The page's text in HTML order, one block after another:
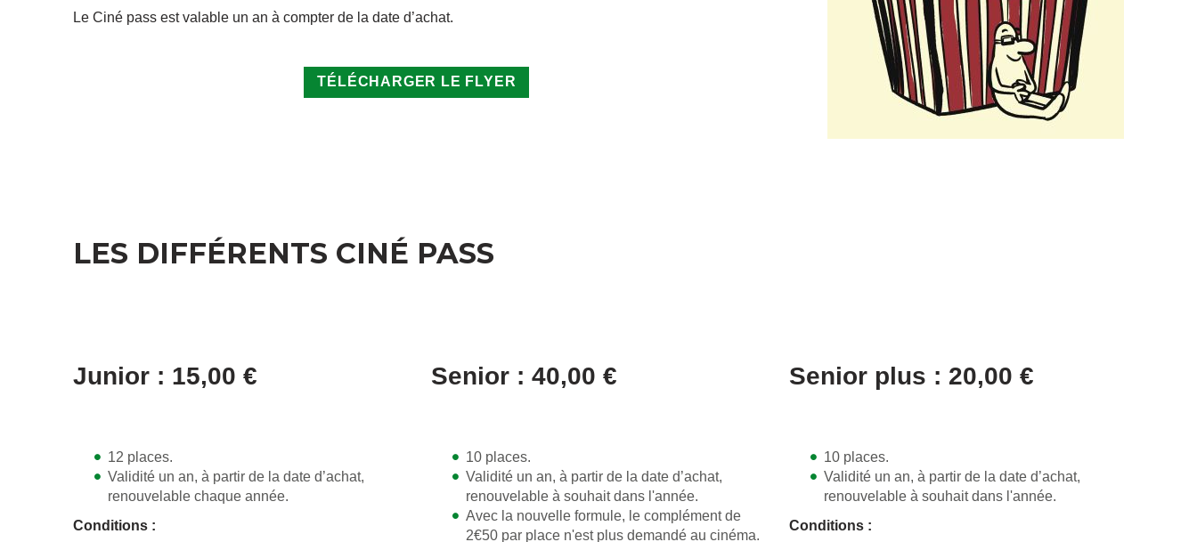
Le Ciné pass est valable un an à compter de la date d’achat.
TÉLÉCHARGER LE FLYER
LES DIFFÉRENTS CINÉ PASS
Junior : 15,00 €
12 places.
Validité un an, à partir de la date d’achat,
renouvelable chaque année.
Conditions :
Senior : 40,00 €
10 places.
Validité un an, à partir de la date d’achat,
renouvelable à souhait dans l'année.
Avec la nouvelle formule, le complément de
2€50 par place n'est plus demandé au cinéma.
Senior plus : 20,00 €
10 places.
Validité un an, à partir de la date d’achat,
renouvelable à souhait dans l'année.
Conditions :